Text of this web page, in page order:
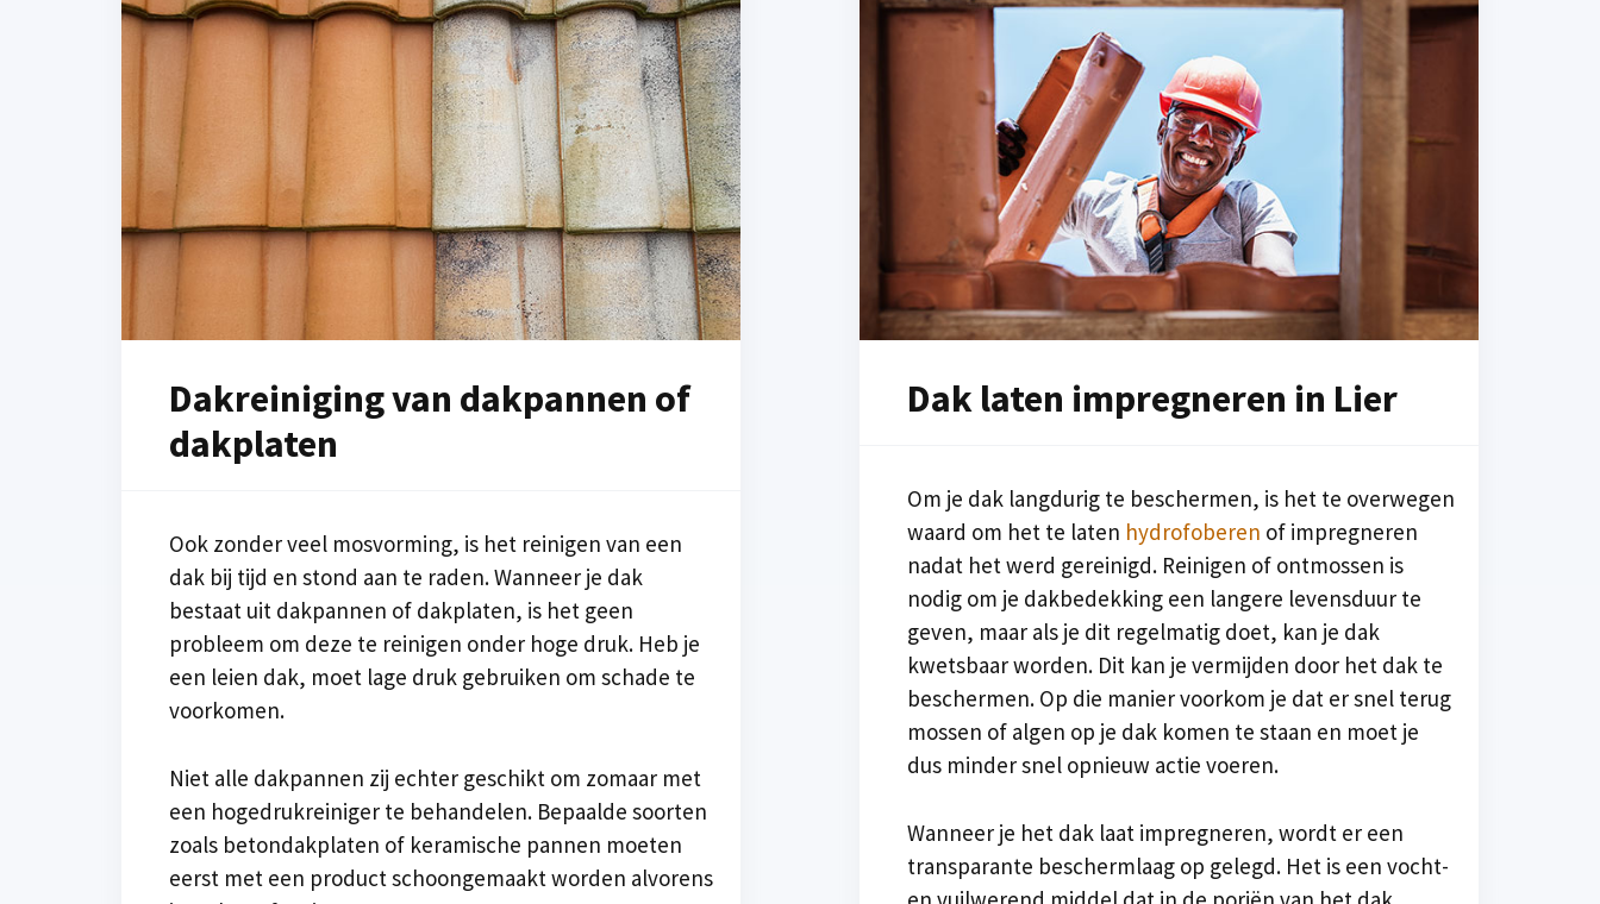
Dakreiniging van dakpannen of
dakplaten
Ook zonder veel mosvorming, is het reinigen van een
dak bij tijd en stond aan te raden. Wanneer je dak
bestaat uit dakpannen of dakplaten, is het geen
probleem om deze te reinigen onder hoge druk. Heb je
een leien dak, moet lage druk gebruiken om schade te
voorkomen.
Niet alle dakpannen zij echter geschikt om zomaar met
een hogedrukreiniger te behandelen. Bepaalde soorten
zoals betondakplaten of keramische pannen moeten
eerst met een product schoongemaakt worden alvorens
Dak laten impregneren in Lier
Om je dak langdurig te beschermen, is het te overwegen
waard om het te laten hydrofoberen of impregneren
nadat het werd gereinigd. Reinigen of ontmossen is
nodig om je dakbedekking een langere levensduur te
geven, maar als je dit regelmatig doet, kan je dak
kwetsbaar worden. Dit kan je vermijden door het dak te
beschermen. Op die manier voorkom je dat er snel terug
mossen of algen op je dak komen te staan en moet je
dus minder snel opnieuw actie voeren.
Wanneer je het dak laat impregneren, wordt er een
transparante beschermlaag op gelegd. Het is een vocht-